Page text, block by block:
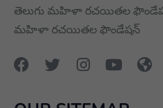
తెలుగు మహిళా రచయితల
మహిళా రచయితల ఫౌండేషన్